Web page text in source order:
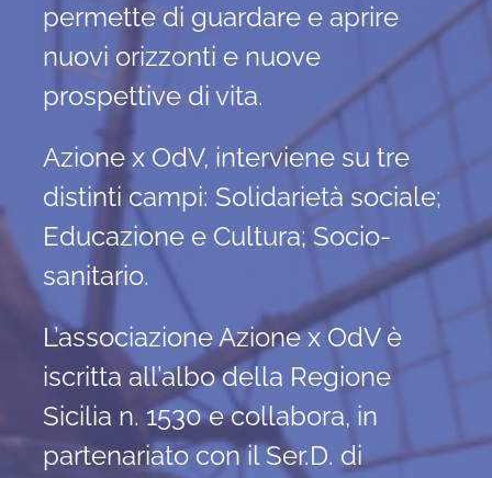
permette di guardare e aprire
nuovi orizzonti e nuove
prospettive di vita.
Azione x OdV, interviene su tre
distinti campi: Solidarietà sociale;
Educazione e Cultura; Socio-
sanitario.
L’associazione Azione x OdV è
iscritta all’albo della Regione
Sicilia n. 1530 e collabora, in
partenariato con il Ser.D. di